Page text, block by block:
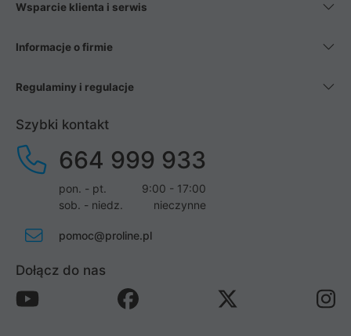
Wsparcie klienta i serwis
Informacje o firmie
Regulaminy i regulacje
Szybki kontakt
664 999 933
pon. - pt.
9:00 - 17:00
sob. - niedz.
nieczynne
pomoc@proline.pl
Dołącz do nas